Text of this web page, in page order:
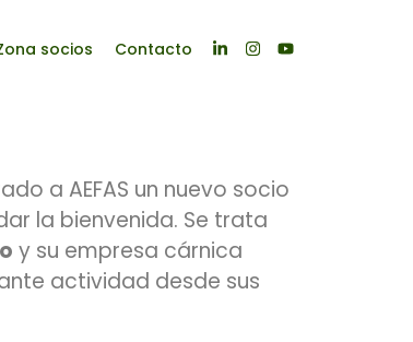
socios Contacto
a AEFAS un nuevo socio
la bienvenida. Se trata
y su empresa cárnica
actividad desde sus